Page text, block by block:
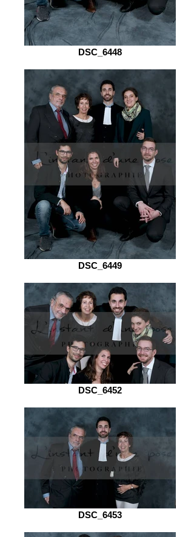
DSC_6448
DSC_6449
DSC_6452
DSC_6453